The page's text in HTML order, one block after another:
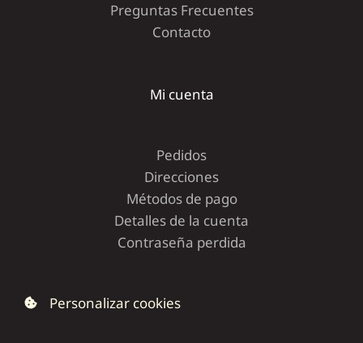
Preguntas Frecuentes
Contacto
Mi cuenta
Pedidos
Direcciones
Métodos de pago
Detalles de la cuenta
Contraseña perdida
Personalizar cookies